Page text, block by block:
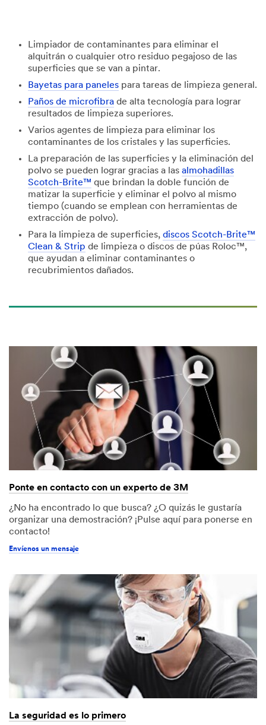
Limpiador de contaminantes para eliminar el
alquitrán o cualquier otro residuo pegajoso de las
superficies que se van a pintar.
Bayetas para paneles para tareas de limpieza general.
Paños de microfibra de alta tecnología para lograr
resultados de limpieza superiores.
Varios agentes de limpieza para eliminar los
contaminantes de los cristales y las superficies.
La preparación de las superficies y la eliminación del
polvo se pueden lograr gracias a las almohadillas
Scotch-Brite™ que brindan la doble función de
matizar la superficie y eliminar el polvo al mismo
tiempo (cuando se emplean con herramientas de
extracción de polvo).
Para la limpieza de superficies, discos Scotch-Brite™
Clean & Strip de limpieza o discos de púas Roloc™,
que ayudan a eliminar contaminantes o
recubrimientos dañados.
Ponte en contacto con un experto de 3M
¿No ha encontrado lo que busca? ¿O quizás le gustaría
organizar una demostración? ¡Pulse aquí para ponerse en
contacto!
Envíenos un mensaje
La seguridad es lo primero